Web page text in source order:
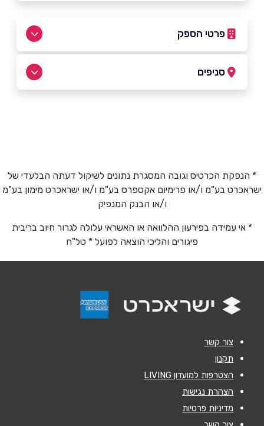
פרטי הספק
באתר בפייסבוק באינסטגרם
טלפון*
אימייל*
סניפים
טבריה
ים המלח
* הנפקת הכרטיס וגובה המסגרת נתונים לשיקול דעתה הבלעדי של
ישראכרט בע"מ ו/או פרימיום אקספרס בע"מ ו/או ישראכרט מימון בע"מ
ו/או הבנק המנפיק
* אי עמידה בפירעון ההלוואה או האשראי עלולה לגרור חיוב בריבית
פיגורים והליכי הוצאה לפועל * טל"ח
צור קשר
תקנון
הצטרפות למועדון LIVING
הצהרת נגישות
מדיניות פרטיות